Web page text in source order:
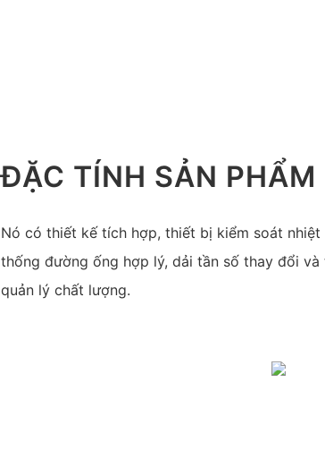
ĐẶC TÍNH SẢN PHẨM
Nó có thiết kế tích hợp, thiết bị kiểm soát
thống đường ống hợp lý, dải tần số thay đổi
quản lý chất lượng.